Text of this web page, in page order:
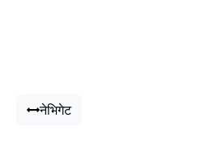
नेभिगेट